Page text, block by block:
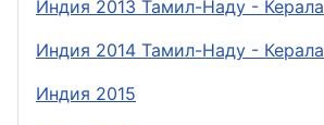
Индия 2013 Тамил-Наду - Керала
Индия 2014 Тамил-Наду - Керала
Индия 2015